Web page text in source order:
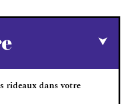
rideaux dans votre